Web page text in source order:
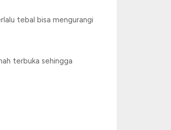
tebal bisa mengurangi
terbuka sehingga